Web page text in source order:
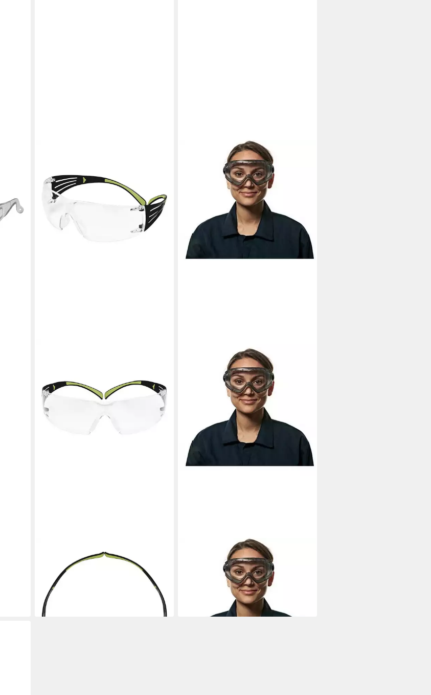
Arbeitsschutzbrille SecureFit 400,
Schutzbrille federleicht, gepolsterte
Bügel / verstellbares Nasenpad
ab 9,56 €
lieferbar - in 5-6 Werktagen bei dir
Nitril-Handschuhe Schutzbrille
2890C1 grau
lieferbar - in 5-6 Werktagen bei dir